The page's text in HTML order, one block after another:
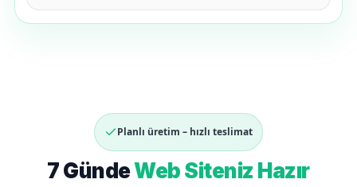
Planlı üretim – hızlı teslimat
7 GündeWeb Siteniz Hazır